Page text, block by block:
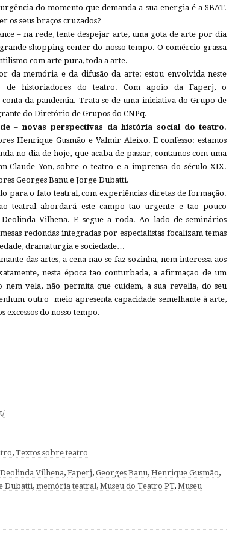
do momento que demanda a sua energia é a SBAT.
os seus braços cruzados?
– na rede, tente despejar arte, uma gota de arte por dia
shopping center do nosso tempo. O comércio grassa
com arte pura, toda a arte.
da memória e da difusão da arte: estou envolvida neste
de historiadores do teatro. Com apoio da Faperj, o
da pandemia. Trata-se de uma iniciativa do Grupo de
do Diretório de Grupos do CNPq.
– novas perspectivas da história social do teatro.
Henrique Gusmão e Valmir Aleixo. E confesso: estamos
no dia de hoje, que acaba de passar, contamos com uma
Claude Yon, sobre o teatro e a imprensa do século XIX.
Georges Banu e Jorge Dubatti.
para o fato teatral, com experiências diretas de formação.
teatral abordará este campo tão urgente e tão pouco
Vilhena. E segue a roda. Ao lado de seminários
redondas integradas por especialistas focalizam temas
dramaturgia e sociedade…
das artes, a cena não se faz sozinha, nem interessa aos
nesta época tão conturbada, a afirmação de um
vela, não permita que cuidem, à sua revelia, do seu
outro meio apresenta capacidade semelhante à arte,
excessos do nosso tempo.
, Textos sobre teatro
Deolinda Vilhena, Faperj, Georges Banu, Henrique Gusmão,
Dubatti, memória teatral , Museu do Teatro PT, Museu